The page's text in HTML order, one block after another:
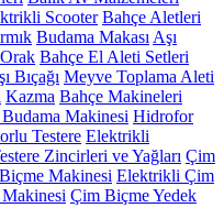
Scooter Bahçe Aletleri
Budama Makası Aşı
Orak Bahçe El Aleti Setleri
Bıçağı Meyve Toplama Aleti
Kazma Bahçe Makineleri
Makinesi Hidrofor
Testere Elektrikli
Zincirleri ve Yağları Çim
Makinesi Elektrikli Çim
Çim Biçme Yedek